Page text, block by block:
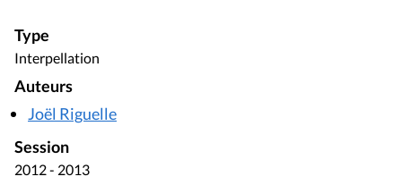
Type
Interpellation
Auteurs
Joël Riguelle
Session
2012 - 2013